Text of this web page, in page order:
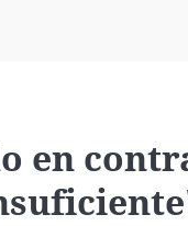
en